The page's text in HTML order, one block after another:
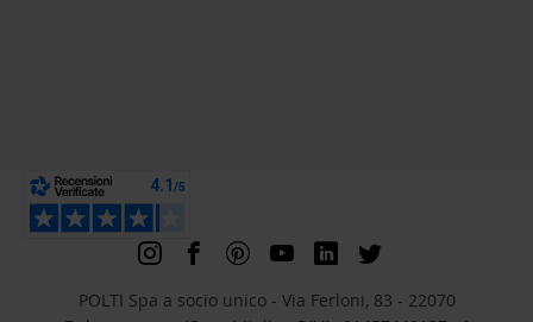
POLTI Spa a socio unico - Via Ferloni, 83 - 22070